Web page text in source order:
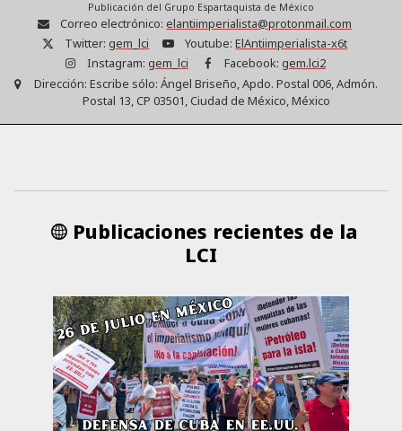
Publicación del Grupo Espartaquista de México
Correo electrónico: elantiimperialista@protonmail.com
Twitter: gem_lci Youtube: ElAntiimperialista-x6t
Instagram: gem_lci Facebook: gem.lci2
Dirección: Escribe sólo: Ángel Briseño, Apdo. Postal 006, Admón.
Postal 13, CP 03501, Ciudad de México, México
Publicaciones recientes de la
LCI